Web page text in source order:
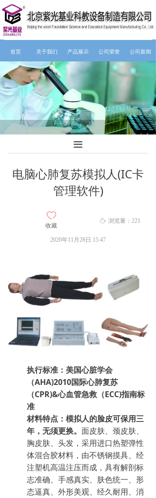
电脑心肺复苏模拟人(IC卡
管理软件)
执行标准：美国心脏学会
（AHA)2010国际心肺复苏
（CPR)&心血管急救（ECC)指南标
准
材料特点：模拟人的脸皮可保用三
年，无须更换。 面皮肤、颈皮肤、
胸皮肤、头发，采用进口热塑弹性
体混合胶材料，由不锈钢摸具、经
注塑机高温注压而成，具有解剖标
志准确、手感真实、肤色统一、形
态逼真、外形美观、经久耐用、消
2020年11月28日 15:47
ꄘ 浏览量： 221
ꄀ
收藏
끀
首页 关于我们 产品展示 公司荣誉 公司新闻